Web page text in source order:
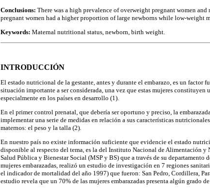
Conclusions: There was a high prevalence of overweight pregnant women
pregnant women had a higher proportion of large newborns while low-weight
Keywords: Maternal nutritional status, newborn, birth weight.
INTRODUCCIÓN
El estado nutricional de la gestante, antes y durante el embarazo, es un factor
situación importante a ser considerada, una vez que estas mujeres
especialmente en los países en desarrollo (1).
En el primer control prenatal, que debería ser oportuno y preciso, la
implementar una serie de medidas en relación a sus características
maternos: el peso y la talla (2).
En nuestro país no existe información suficiente que evidencie el estado
disponible al respecto del tema, es la del Instituto Nacional de Alimentación
Salud Pública y Bienestar Social (MSP y BS) que a través de su
mujeres embarazadas, realizó un estudio de investigación en 7 regiones
el indicador de mortalidad del año 1997) que fueron: San Pedro, Cordillera,
estudio revela que un 70% de las mujeres embarazadas presenta algún grado